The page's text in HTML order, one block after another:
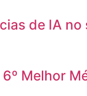
de IA
6º Melhor